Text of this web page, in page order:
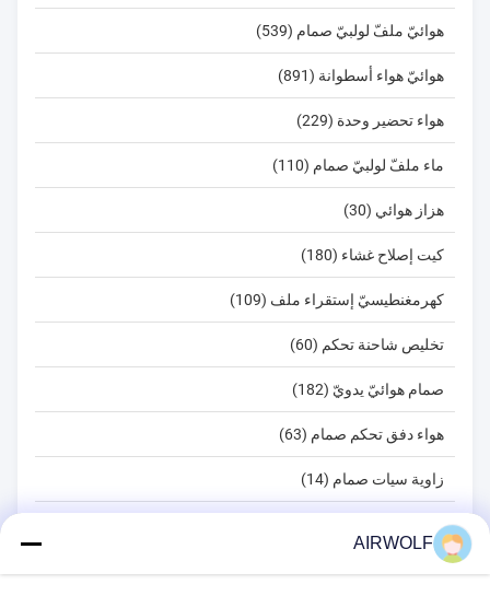
هوائيّ ملفّ لولبيّ صمام (539)
هوائيّ هواء أسطوانة (891)
هواء تحضير وحدة (229)
ماء ملفّ لولبيّ صمام (110)
هزاز هوائي (30)
كيت إصلاح غشاء (180)
كهرمغنطيسيّ إستقراء ملف (109)
تخليص شاحنة تحكم (60)
صمام هوائيّ يدويّ (182)
هواء دفق تحكم صمام (63)
زاوية سيات صمام (14)
هوائيّ هواء خرطوم (15)
AIRWOLF